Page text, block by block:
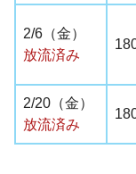
2/6 （金）
放流済み
2/20 （金）
放流済み